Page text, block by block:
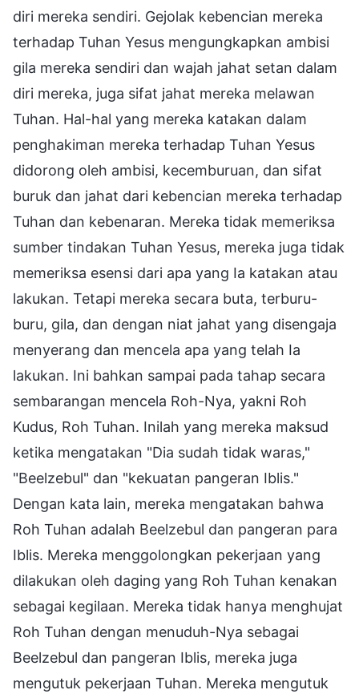
diri mereka sendiri. Gejolak kebencian mereka
terhadap Tuhan Yesus mengungkapkan ambisi
gila mereka sendiri dan wajah jahat setan dalam
diri mereka, juga sifat jahat mereka melawan
Tuhan. Hal-hal yang mereka katakan dalam
penghakiman mereka terhadap Tuhan Yesus
didorong oleh ambisi, kecemburuan, dan sifat
buruk dan jahat dari kebencian mereka terhadap
Tuhan dan kebenaran. Mereka tidak memeriksa
sumber tindakan Tuhan Yesus, mereka juga tidak
memeriksa esensi dari apa yang Ia katakan atau
lakukan. Tetapi mereka secara buta, terburu-
buru, gila, dan dengan niat jahat yang disengaja
menyerang dan mencela apa yang telah Ia
lakukan. Ini bahkan sampai pada tahap secara
sembarangan mencela Roh-Nya, yakni Roh
Kudus, Roh Tuhan. Inilah yang mereka maksud
ketika mengatakan "Dia sudah tidak waras,"
"Beelzebul" dan "kekuatan pangeran Iblis."
Dengan kata lain, mereka mengatakan bahwa
Roh Tuhan adalah Beelzebul dan pangeran para
Iblis. Mereka menggolongkan pekerjaan yang
dilakukan oleh daging yang Roh Tuhan kenakan
sebagai kegilaan. Mereka tidak hanya menghujat
Roh Tuhan dengan menuduh-Nya sebagai
Beelzebul dan pangeran Iblis, mereka juga
mengutuk pekerjaan Tuhan. Mereka mengutuk